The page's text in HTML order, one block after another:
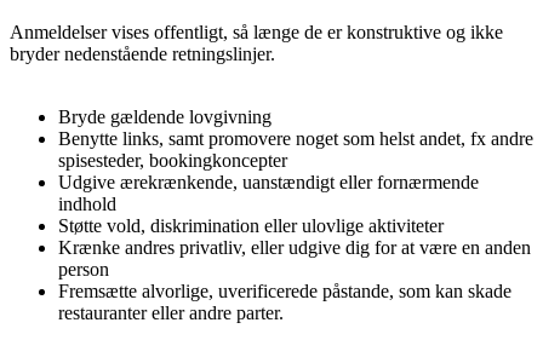
Anmeldelser vises offentligt, så længe de er konstruktive og ikke
bryder nedenstående retningslinjer.
Bryde gældende lovgivning
Benytte links, samt promovere noget som helst andet, fx andre
spisesteder, bookingkoncepter
Udgive ærekrænkende, uanstændigt eller fornærmende
indhold
Støtte vold, diskrimination eller ulovlige aktiviteter
Krænke andres privatliv, eller udgive dig for at være en anden
person
Fremsætte alvorlige, uverificerede påstande, som kan skade
restauranter eller andre parter.